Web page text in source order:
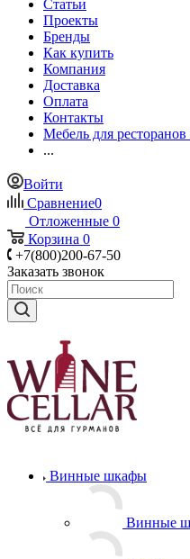
Статьи
Проекты
Бренды
Как купить
Компания
Доставка
Оплата
Контакты
Мебель для
...
Войти
Сравнение0
Отложенные 0
Корзина 0
+7(800)200-67-50
Заказать звонок
Винные шкафы
Винные